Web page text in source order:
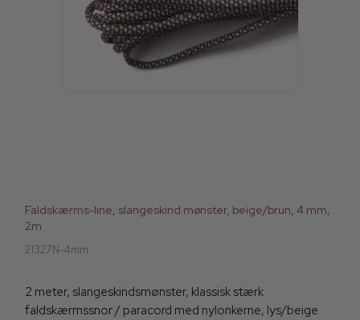
Faldskærms-line, slangeskind mønster, beige/brun, 4 mm,
2m
21327N-4mm
2 meter, slangeskindsmønster, klassisk stærk
faldskærmssnor / paracord med nylonkerne, lys/beige